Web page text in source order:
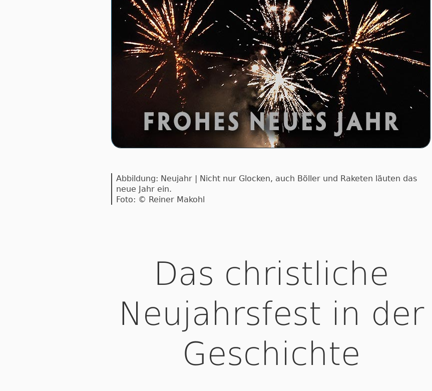
Abbildung: Neujahr | Nicht nur Glocken, auch Böller und Raketen läuten das
neue Jahr ein.
Foto: © Reiner Makohl
Das christliche
Neujahrsfest in der
Geschichte